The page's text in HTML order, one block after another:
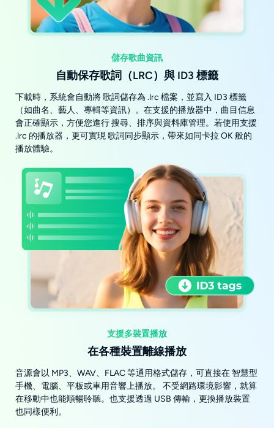
儲存歌曲資訊
自動保存歌詞（LRC）與 ID3 標籤
下載時，系統會自動將 歌詞儲存為 .lrc 檔案，並寫入 ID3 標籤
（如曲名、藝人、專輯等資訊）。在支援的播放器中，曲目信息
會正確顯示，方便您進行 搜尋、排序與資料庫管理。若使用支援
.lrc 的播放器，更可實現 歌詞同步顯示，帶來如同卡拉 OK 般的
播放體驗。
支援多裝置播放
在各種裝置離線播放
音源會以 MP3、WAV、FLAC 等通用格式儲存，可直接在 智慧型
手機、電腦、平板或車用音響上播放。 不受網路環境影響，就算
在移動中也能順暢聆聽。也支援透過 USB 傳輸，更換播放裝置
也同樣便利。